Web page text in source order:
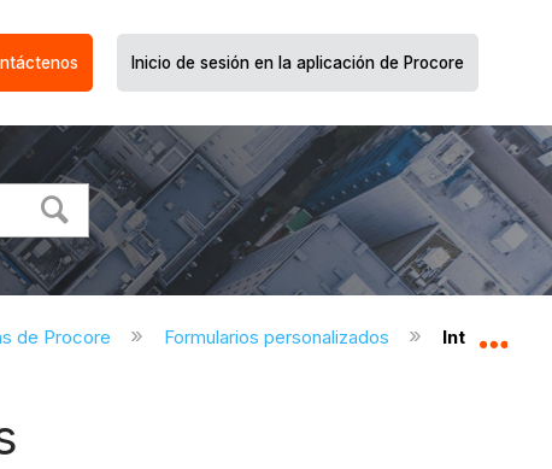
Inicio de sesión en la aplicación de Procore
de Procore Formularios personalizados